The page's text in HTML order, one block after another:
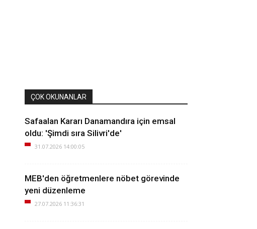
ÇOK OKUNANLAR
Safaalan Kararı Danamandıra için emsal
oldu: 'Şimdi sıra Silivri'de'
31.07.2026 14:00:05
MEB'den öğretmenlere nöbet görevinde
yeni düzenleme
27.07.2026 11:36:31